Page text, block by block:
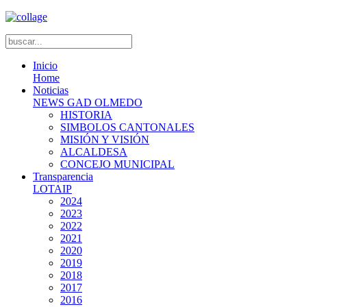
Inicio
Home
Noticias
NEWS GAD OLMEDO
HISTORIA
SIMBOLOS CANTONALES
MISIÓN Y VISIÓN
ALCALDESA
CONCEJO MUNICIPAL
Transparencia
LOTAIP
2024
2023
2022
2021
2020
2019
2018
2017
2016